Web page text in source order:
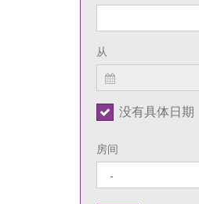
从
没有具体日期
房间